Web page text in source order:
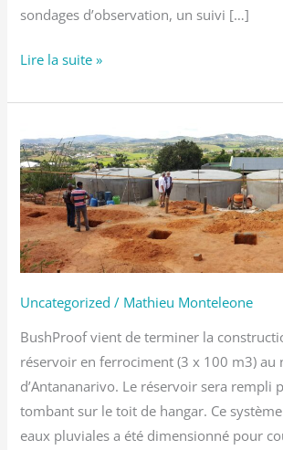
sondages d’observation, un suivi […]
Lire la suite »
Uncategorized / Mathieu Monteleone
BushProof vient de terminer la
réservoir en ferrociment (3 x 100 m3) au
d’Antananarivo. Le réservoir sera rempli
tombant sur le toit de hangar. Ce
eaux pluviales a été dimensionné pour
Construction
d’un
réservoir
de
300
m3
ferrociment